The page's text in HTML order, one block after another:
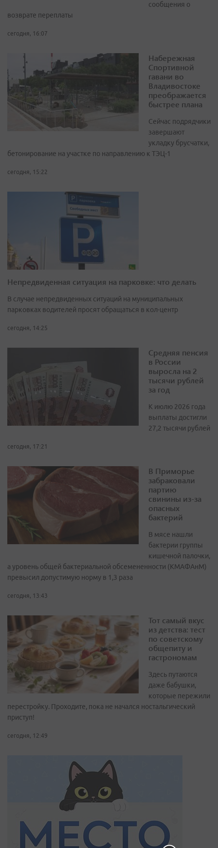
сообщения о
возврате переплаты
сегодня, 16:07
Набережная
Спортивной
гавани во
Владивостоке
преображается
быстрее плана
Сейчас подрядчики
завершают
укладку брусчатки,
бетонирование на участке по направлению к ТЭЦ-1
сегодня, 15:22
Непредвиденная ситуация на парковке: что делать
В случае непредвиденных ситуаций на муниципальных
парковках водителей просят обращаться в кол-центр
сегодня, 14:25
Средняя пенсия
в России
выросла на 2
тысячи рублей
за год
К июлю 2026 года
выплаты достигли
27,2 тысячи рублей
сегодня, 17:21
В Приморье
забраковали
партию
свинины из-за
опасных
бактерий
В мясе нашли
бактерии группы
кишечной палочки,
а уровень общей бактериальной обсемененности (КМАФАнМ)
превысил допустимую норму в 1,3 раза
сегодня, 13:43
Тот самый вкус
из детства: тест
по советскому
общепиту и
гастрономам
Здесь путаются
даже бабушки,
которые пережили
перестройку. Проходите, пока не начался ностальгический
приступ!
сегодня, 12:49